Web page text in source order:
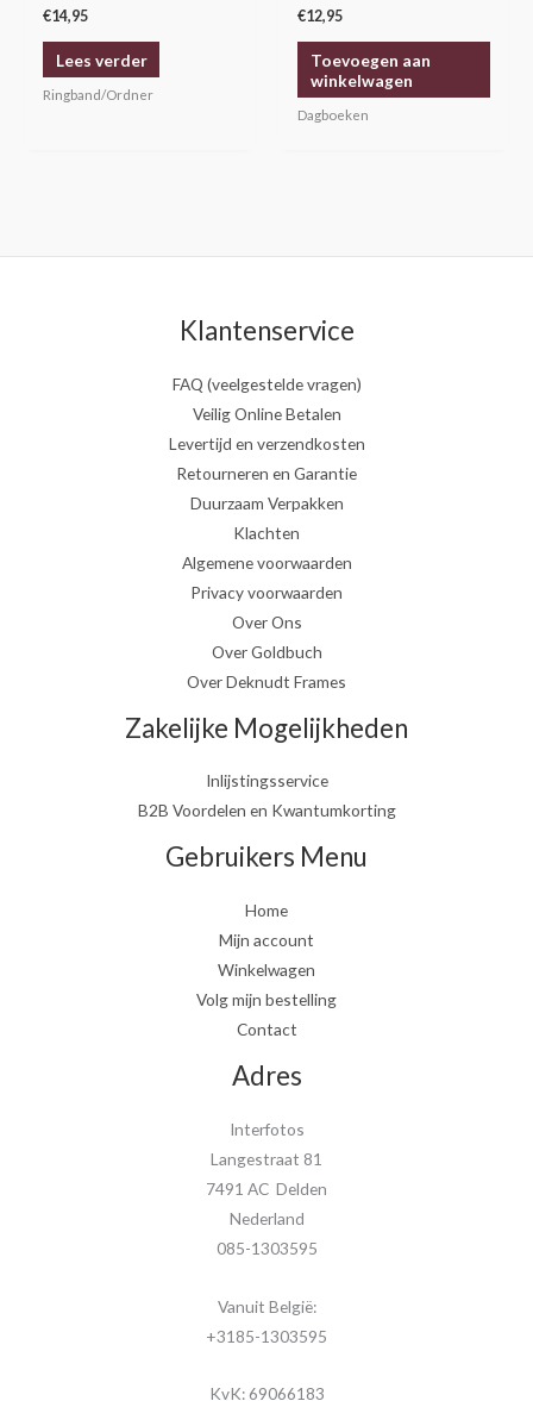
€14,95
Lees verder
Ringband/Ordner
€12,95
Toevoegen aan
winkelwagen
Dagboeken
Klantenservice
FAQ (veelgestelde vragen)
Veilig Online Betalen
Levertijd en verzendkosten
Retourneren en Garantie
Duurzaam Verpakken
Klachten
Algemene voorwaarden
Privacy voorwaarden
Over Ons
Over Goldbuch
Over Deknudt Frames
Zakelijke Mogelijkheden
Inlijstingsservice
B2B Voordelen en Kwantumkorting
Gebruikers Menu
Home
Mijn account
Winkelwagen
Volg mijn bestelling
Contact
Adres
Interfotos
Langestraat 81
7491 AC Delden
Nederland
085-1303595
Vanuit België:
+3185-1303595
KvK: 69066183